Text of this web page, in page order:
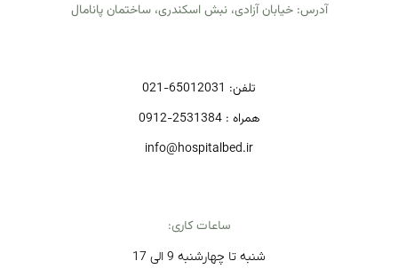
ساعات کاری:
شنبه تا چهارشنبه 9 الی 17
تلفن: 65012031-021
همراه : 2531384-0912
info@hospitalbed.ir
آدرس: خیابان آزادی، نبش اسکندری، ساختمان پانامال